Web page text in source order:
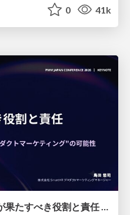
0 41k
新規事業立ち上げにPMMが果たすべき役割と責任 −スケールアップ企業における"プロダクトマーケティング"の可能性